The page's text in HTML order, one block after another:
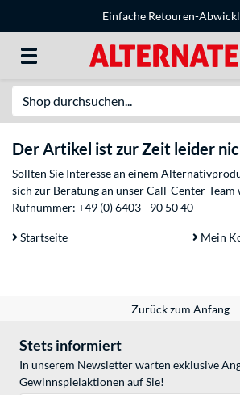
Einfache Retouren-
Der Artikel ist zur Zeit leider
Sollten Sie Interesse an einem
sich zur Beratung an unser Call-Center-Team
Rufnummer: +49 (0) 6403 - 90 50 40
Startseite Mein
Zurück zum Anfang
Stets informiert
In unserem Newsletter warten exklusive
Gewinnspielaktionen auf Sie!